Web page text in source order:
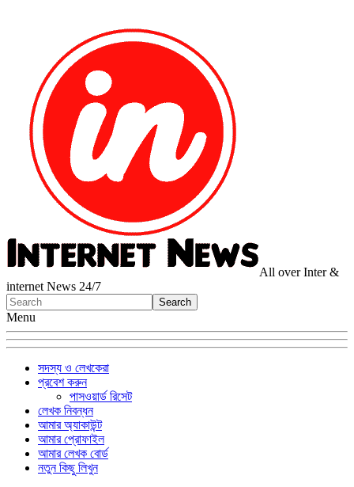
All over Inter &
internet News 24/7
Menu
সদস্য ও লেখকেরা
প্রবেশ করুন
পাসওয়ার্ড রিসেট
লেখক নিবন্ধন
আমার অ্যাকাউন্ট
আমার প্রোফাইল
আমার লেখক বোর্ড
নতুন কিছু লিখুন